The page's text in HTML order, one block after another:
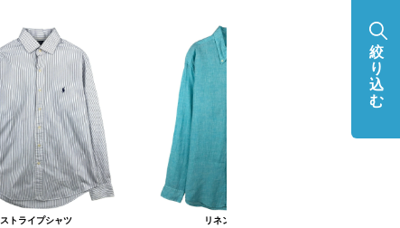
ストライプシャツ リネンシャツ
絞
り
込
む